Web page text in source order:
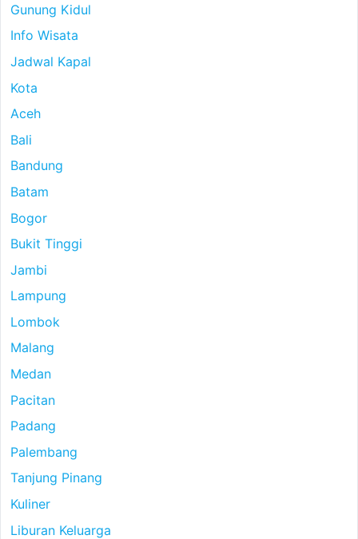
Gunung Kidul
Info Wisata
Jadwal Kapal
Kota
Aceh
Bali
Bandung
Batam
Bogor
Bukit Tinggi
Jambi
Lampung
Lombok
Malang
Medan
Pacitan
Padang
Palembang
Tanjung Pinang
Kuliner
Liburan Keluarga